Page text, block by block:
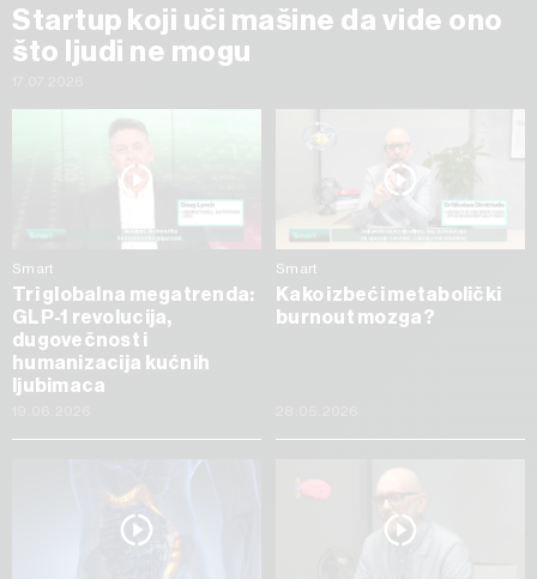
Startup koji uči mašine da vide ono
što ljudi ne mogu
Smart
Tri globalna megatrenda:
GLP-1 revolucija,
dugovečnost i
humanizacija kućnih
ljubimaca
Smart
Kako izbeći metabolički
burnout mozga?